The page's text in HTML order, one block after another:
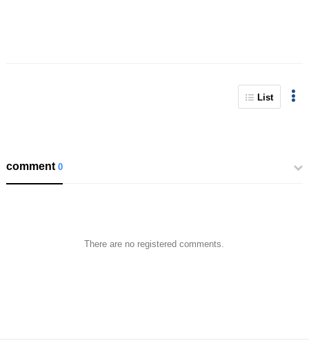
List
comment0
There are no registered comments.